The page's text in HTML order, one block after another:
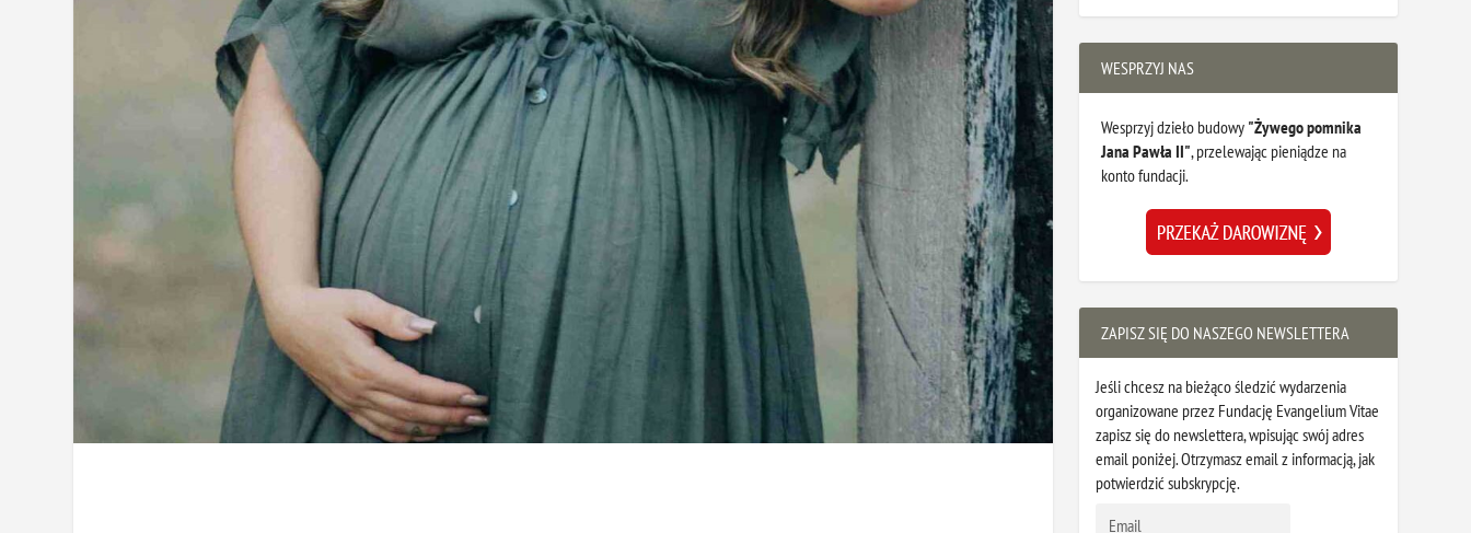
WESPRZYJ NAS
Wesprzyj dzieło budowy "Żywego pomnika
Jana Pawła II", przelewając pieniądze na
konto fundacji.
ZAPISZ SIĘ DO NASZEGO NEWSLETTERA
Jeśli chcesz na bieżąco śledzić wydarzenia
organizowane przez Fundację Evangelium Vitae
zapisz się do newslettera, wpisując swój adres
email poniżej. Otrzymasz email z informacją, jak
potwierdzić subskrypcję.